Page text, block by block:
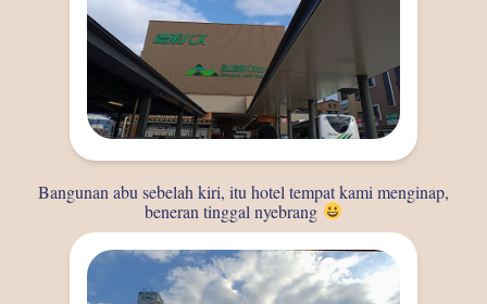
Bangunan abu sebelah kiri, itu hotel tempat kami menginap,
beneran tinggal nyebrang